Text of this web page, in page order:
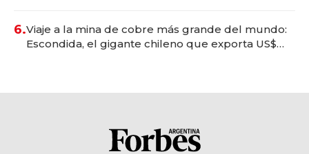
6.Viaje a la mina de cobre más grande del mundo:
Escondida, el gigante chileno que exporta US$